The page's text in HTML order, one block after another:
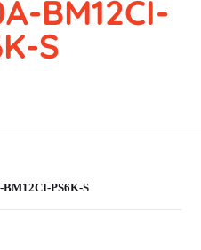
BM12CI-
S
PS6K-S